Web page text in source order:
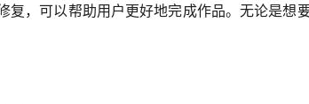
复，可以帮助用户更好地完成作品。无论是